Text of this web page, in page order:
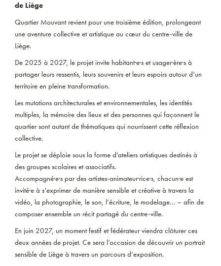
de Liège
Quartier Mouvant revient pour une troisième édition, prolongeant
une aventure collective et artistique au cœur du centre-ville de
Liège.
De 2025 à 2027, le projet invite habitant·e·s et usager·ère·s à
partager leurs ressentis, leurs souvenirs et leurs espoirs autour d’un
territoire en pleine transformation.
Les mutations architecturales et environnementales, les identités
multiples, la mémoire des lieux et des personnes qui façonnent le
quartier sont autant de thématiques qui nourrissent cette réflexion
collective.
Le projet se déploie sous la forme d’ateliers artistiques destinés à
des groupes scolaires et associatifs.
Accompagné·e·s par des artistes-animateur·rice·s, chacun·e est
invité·e à s’exprimer de manière sensible et créative à travers la
vidéo, la photographie, le son, l’écriture, le modelage… – afin de
composer ensemble un récit partagé du centre-ville.
En juin 2027, un moment festif et fédérateur viendra clôturer ces
deux années de projet. Ce sera l’occasion de découvrir un portrait
sensible de Liège à travers un parcours d’exposition.